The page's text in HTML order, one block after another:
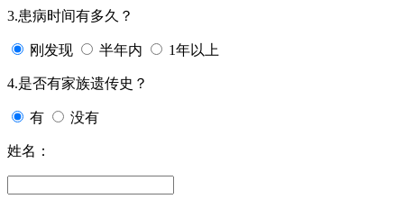
3.患病时间有多久？
刚发现 半年内 1年以上
4.是否有家族遗传史？
有 没有
姓名：